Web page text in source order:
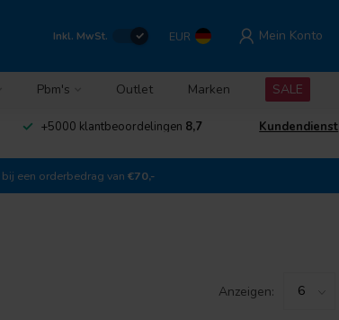
Inkl. MwSt. EUR Mein Konto
Pbm's Outlet Marken SALE
+5000 klantbeoordelingen 8,7 Kundendienst
bij een orderbedrag van €70,-
Anzeigen: